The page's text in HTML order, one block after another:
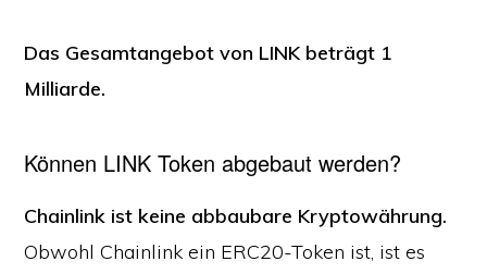
Das Gesamtangebot von LINK beträgt 1
Milliarde.
Können LINK Token abgebaut werden?
Chainlink ist keine abbaubare Kryptowährung.
Obwohl Chainlink ein ERC20-Token ist, ist es